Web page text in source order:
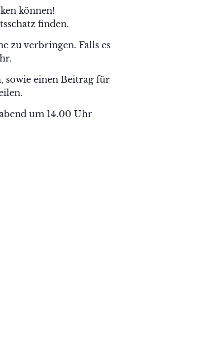
können!
finden.
zu verbringen. Falls es
sowie einen Beitrag für
um 14.00 Uhr